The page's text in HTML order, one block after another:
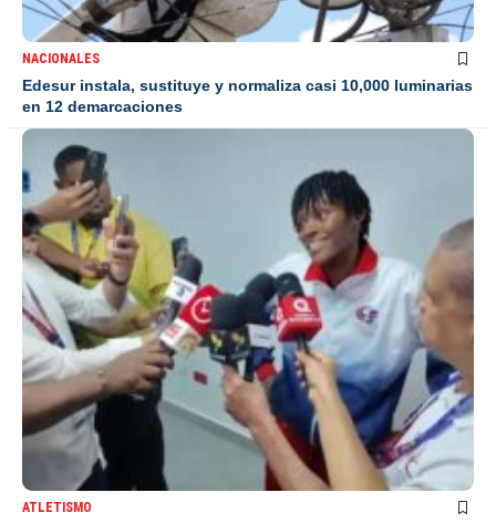
NACIONALES
Edesur instala, sustituye y normaliza casi 10,000 luminarias
en 12 demarcaciones
ATLETISMO